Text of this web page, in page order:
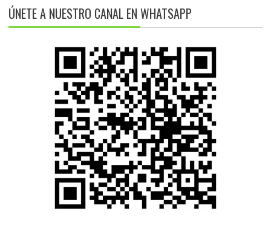
ÚNETE A NUESTRO CANAL EN WHATSAPP